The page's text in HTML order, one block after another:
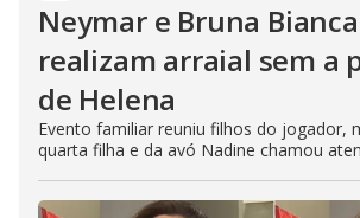
Neymar e Bruna
realizam arraial sem a
de Helena
Evento familiar reuniu filhos do jogador,
quarta filha e da avó Nadine chamou